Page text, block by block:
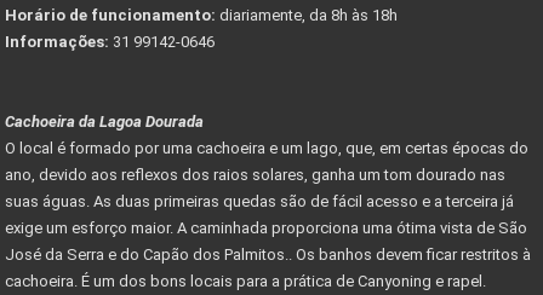
Horário de funcionamento: diariamente, da 8h às 18h
Informações: 31 99142-0646
Cachoeira da Lagoa Dourada
O local é formado por uma cachoeira e um lago, que, em certas épocas do
ano, devido aos reflexos dos raios solares, ganha um tom dourado nas
suas águas. As duas primeiras quedas são de fácil acesso e a terceira já
exige um esforço maior. A caminhada proporciona uma ótima vista de São
José da Serra e do Capão dos Palmitos.. Os banhos devem ficar restritos à
cachoeira. É um dos bons locais para a prática de Canyoning e rapel.